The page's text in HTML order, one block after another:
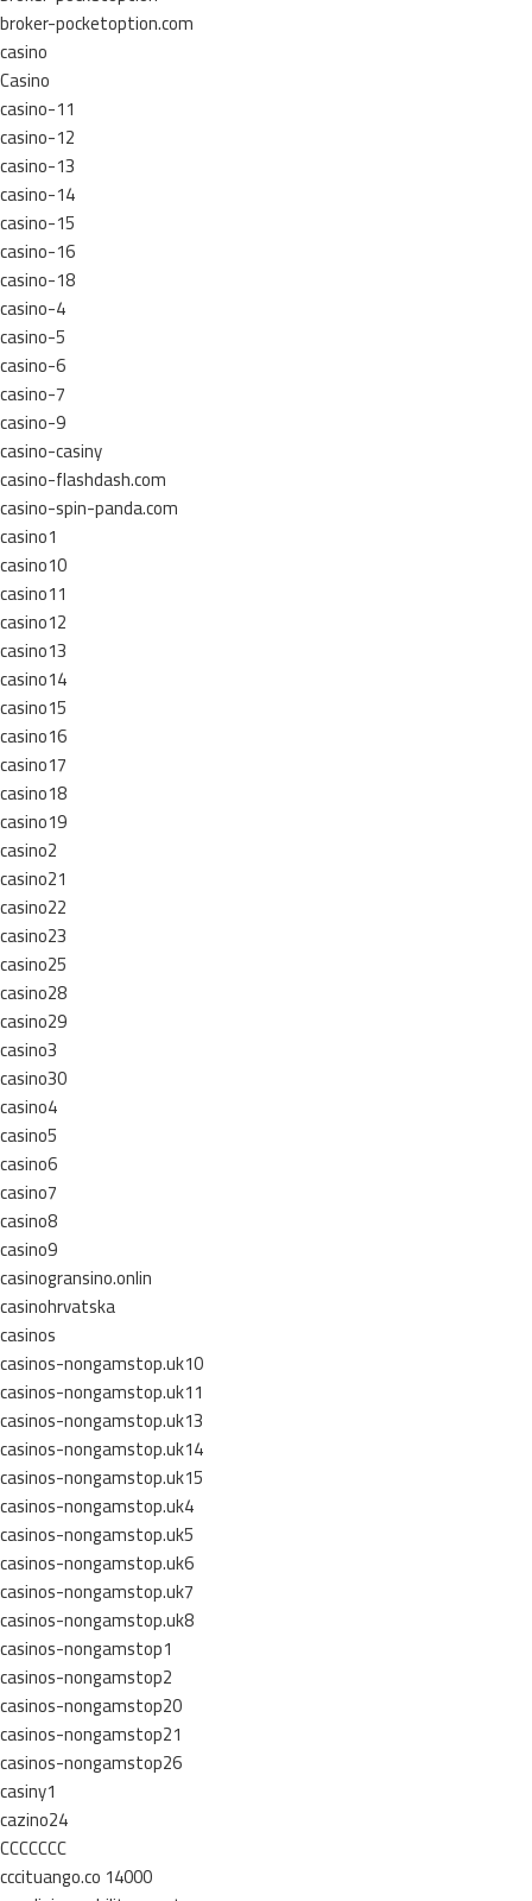
broker-pocketoption.com
casino
Casino
casino-11
casino-12
casino-13
casino-14
casino-15
casino-16
casino-18
casino-4
casino-5
casino-6
casino-7
casino-9
casino-casiny
casino-flashdash.com
casino-spin-panda.com
casino1
casino10
casino11
casino12
casino13
casino14
casino15
casino16
casino17
casino18
casino19
casino2
casino21
casino22
casino23
casino25
casino28
casino29
casino3
casino30
casino4
casino5
casino6
casino7
casino8
casino9
casinogransino.onlin
casinohrvatska
casinos
casinos-nongamstop.uk10
casinos-nongamstop.uk11
casinos-nongamstop.uk13
casinos-nongamstop.uk14
casinos-nongamstop.uk15
casinos-nongamstop.uk4
casinos-nongamstop.uk5
casinos-nongamstop.uk6
casinos-nongamstop.uk7
casinos-nongamstop.uk8
casinos-nongamstop1
casinos-nongamstop2
casinos-nongamstop20
casinos-nongamstop21
casinos-nongamstop26
casiny1
cazino24
CCCCCCC
cccituango.co 14000